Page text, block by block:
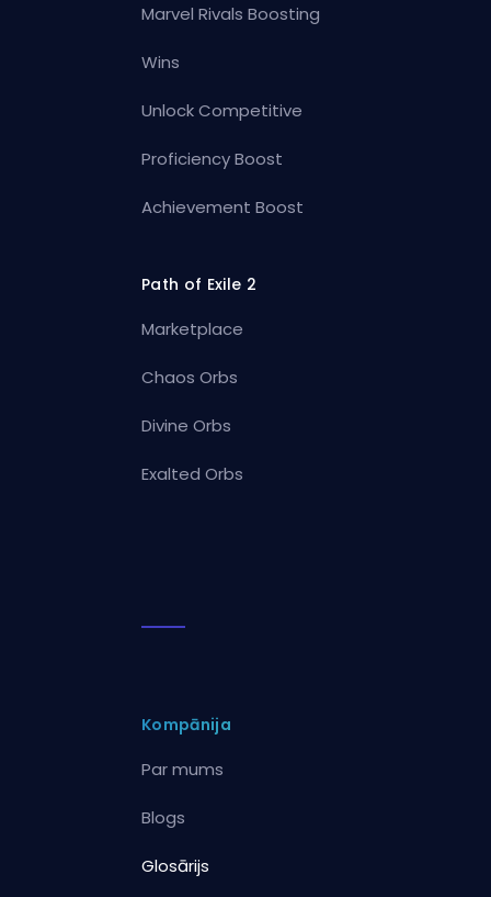
Marvel Rivals Boosting
Wins
Unlock Competitive
Proficiency Boost
Achievement Boost
Path of Exile 2
Marketplace
Chaos Orbs
Divine Orbs
Exalted Orbs
Kompānija
Par mums
Blogs
Glosārijs